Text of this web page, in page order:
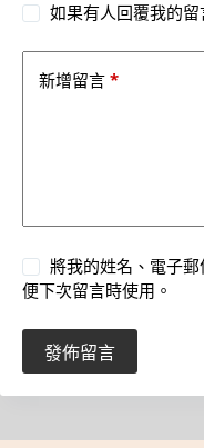
如果有人回覆我的
新增留言 *
將我的姓名、電子
便下次留言時使用。
發佈留言